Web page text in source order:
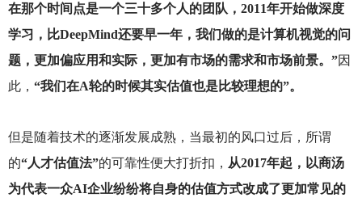
在那个时间点是一个三十多个人的团队，2011年开始做深度
学习，比DeepMind还要早一年，我们做的是计算机视觉的问
题，更加偏应用和实际，更加有市场的需求和市场前景。”因
此， “我们在A轮的时候其实估值也是比较理想的”。
但是随着技术的逐渐发展成熟，当最初的风口过后，所谓
的“人才估值法”的可靠性便大打折扣， 从2017年起，以商汤
为代表一众AI企业纷纷将自身的估值方式改成了更加常见的